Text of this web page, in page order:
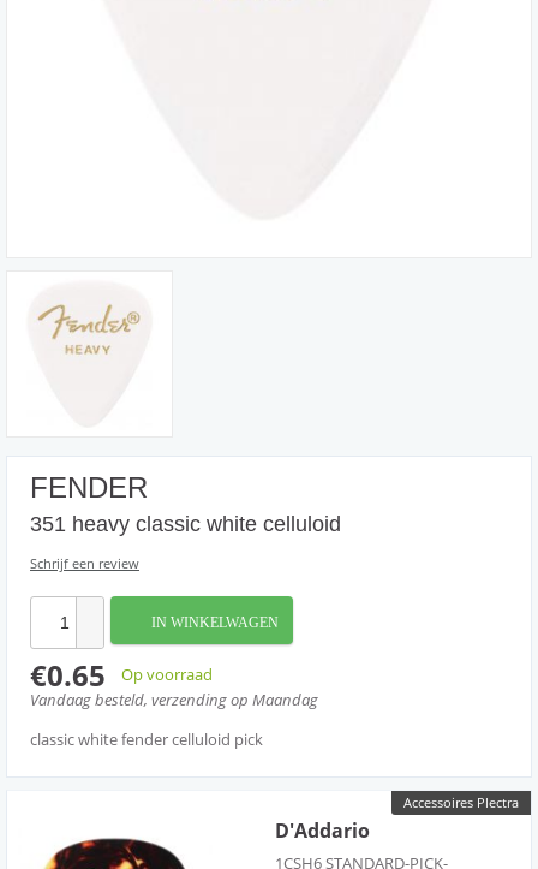
FENDER
351 heavy classic white celluloid
Schrijf een review
IN WINKELWAGEN
€0.65
Op voorraad
Vandaag besteld, verzending op Maandag
classic white fender celluloid pick
Accessoires Plectra
D'Addario
1CSH6 STANDARD-PICK-